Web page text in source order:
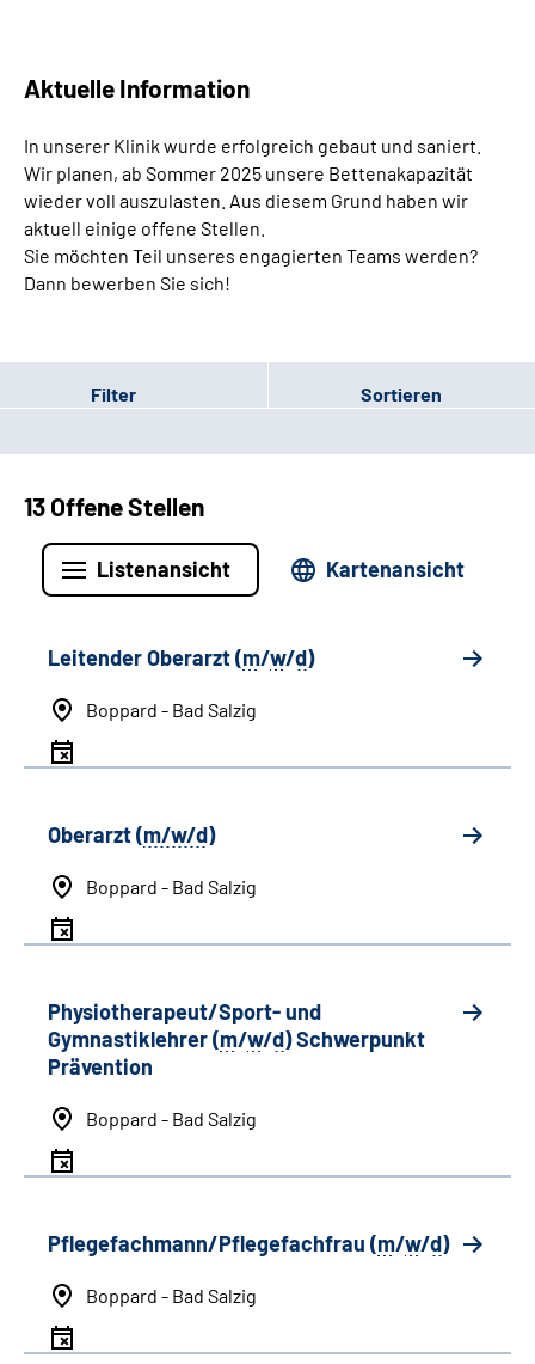
Aktuelle Information
In unserer Klinik wurde erfolgreich gebaut und saniert.
Wir planen, ab Sommer 2025 unsere Bettenakapazität
wieder voll auszulasten. Aus diesem Grund haben wir
aktuell einige offene Stellen.
Sie möchten Teil unseres engagierten Teams werden?
Dann bewerben Sie sich!
Filter Sortieren
13 Offene Stellen
Listenansicht Kartenansicht
Leitender Oberarzt (m/w/d)
Boppard - Bad Salzig
Oberarzt (m/w/d)
Boppard - Bad Salzig
Physiotherapeut/Sport- und
Gymnastiklehrer (m/w/d) Schwerpunkt
Prävention
Boppard - Bad Salzig
Pflegefachmann/Pflegefachfrau (m/w/d)
Boppard - Bad Salzig